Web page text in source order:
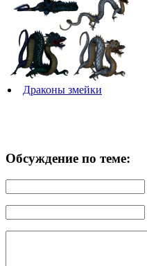
Драконы змейки
Обсуждение по теме: